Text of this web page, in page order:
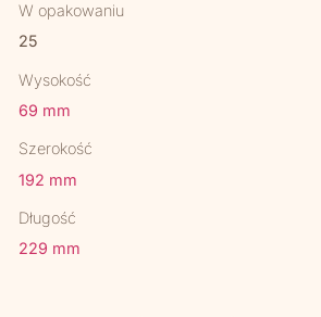
W opakowaniu
25
Wysokość
69 mm
Szerokość
192 mm
Długość
229 mm